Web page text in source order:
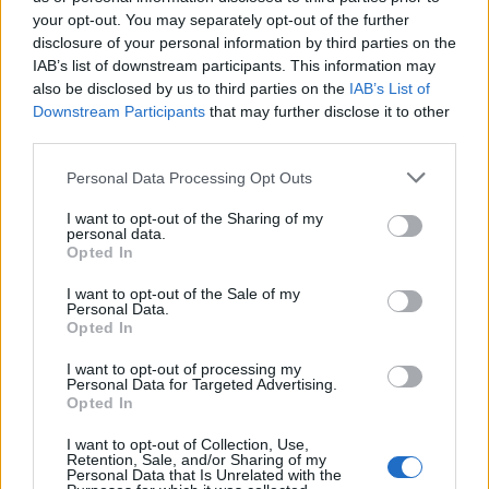
your opt-out. You may separately opt-out of the further
disclosure of your personal information by third parties on the
IAB’s list of downstream participants. This information may
also be disclosed by us to third parties on the IAB’s List of
Downstream Participants that may further disclose it to other
Personal Data Processing Opt Outs
I want to opt-out of the Sharing of my
personal data.
Opted In
I want to opt-out of the Sale of my
Personal Data.
Opted In
I want to opt-out of processing my
Personal Data for Targeted Advertising.
Opted In
I want to opt-out of Collection, Use,
Retention, Sale, and/or Sharing of my
Personal Data that Is Unrelated with the
wskazywały na to, że jest on już pogodzony
z nią i akceptuje swój los. Jest to jedna z
niewielu postaci z powieści, które wzbudzają
czytelnika.
Sprawdź także:
Inny świat – motywy literackie
Na czym polegała nowa moralność w
łagrze sowieckim i jakie stanowiła
zagrożenie dla człowieczeństwa?
Napisz rozprawkę w której rozważysz
trafność stwierdzenia, że mimo zła